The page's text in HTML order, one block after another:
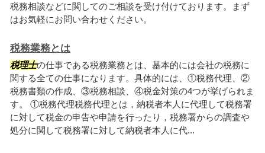
税務相談などに関してのご相談を受け付けております。まず
はお気軽にお問い合わせください。
税務業務とは
税理士の仕事である税務業務とは、基本的には会社の税務に
関する全ての仕事になります。具体的には、①税務代理、②
税務書類の作成、③税務相談、④税金対策の4つが挙げられま
す。 ①税務代理税務代理とは，納税者本人に代理して税務署
に対して税金の申告や申請を行ったり，税務署からの調査や
処分に関して税務署に対して納税者本人に代...